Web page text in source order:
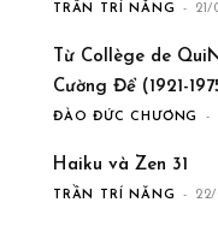
TRẦN TRÍ NĂNG -
Từ Collège de
Cường Để (1921-
ĐÀO ĐỨC CHƯƠNG -
Haiku và Zen 31
TRẦN TRÍ NĂNG -